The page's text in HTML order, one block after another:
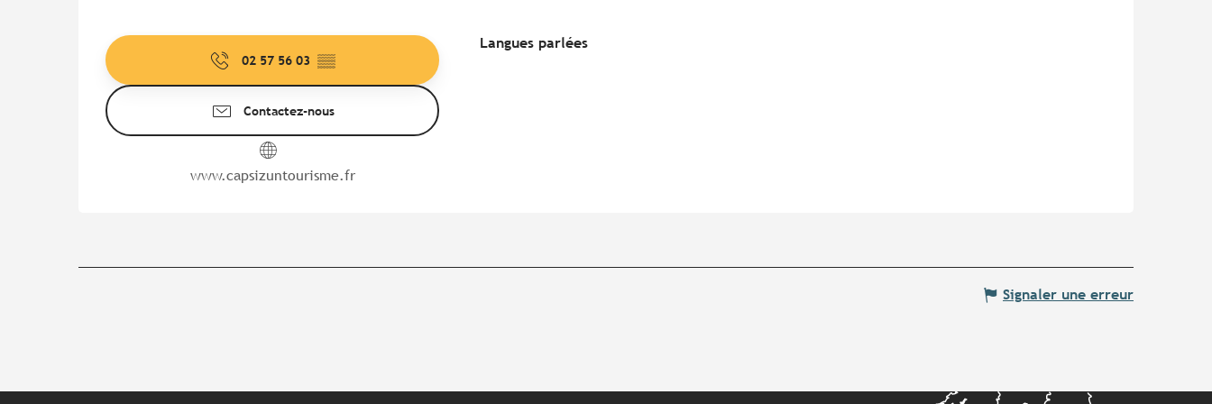
02 57 56 03 ▒▒
Contactez-nous
www.capsizuntourisme.fr
Langues parlées
Langues parlées
Signaler une erreur